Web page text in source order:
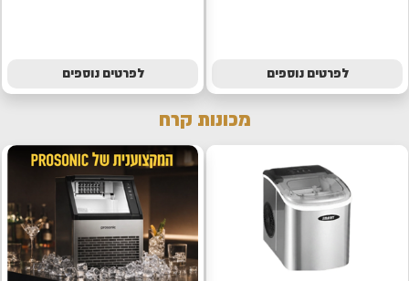
לפרטים נוספים לפרטים נוספים
מכונות קרח